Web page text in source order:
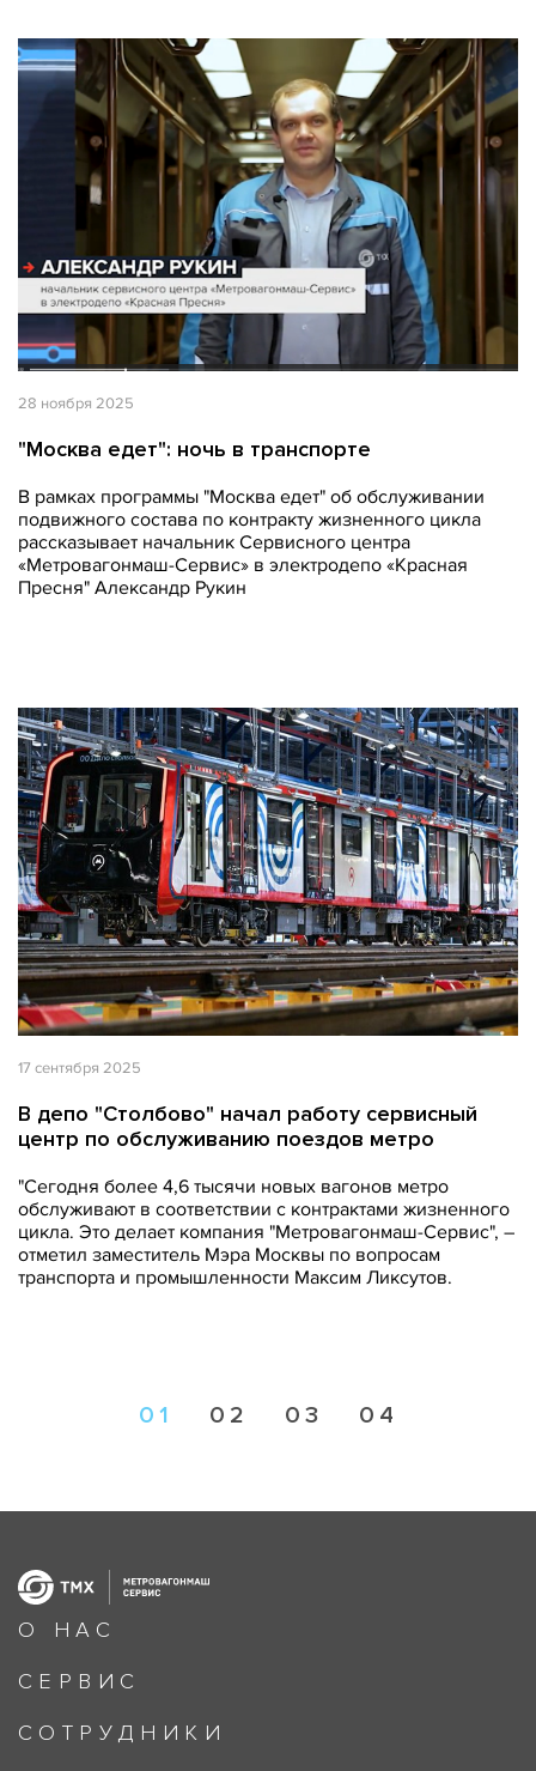
28 ноября 2025
"Москва едет": ночь в транспорте
В рамках программы "Москва едет" об обслуживании
подвижного состава по контракту жизненного цикла
рассказывает начальник Сервисного центра
«Метровагонмаш-Сервис» в электродепо «Красная
Пресня" Александр Рукин
17 сентября 2025
В депо "Столбово" начал работу сервисный
центр по обслуживанию поездов метро
"Сегодня более 4,6 тысячи новых вагонов метро
обслуживают в соответствии с контрактами жизненного
цикла. Это делает компания "Метровагонмаш-Сервис", –
отметил заместитель Мэра Москвы по вопросам
транспорта и промышленности Максим Ликсутов.
01 02 03 04
О НАС
СЕРВИС
СОТРУДНИКИ